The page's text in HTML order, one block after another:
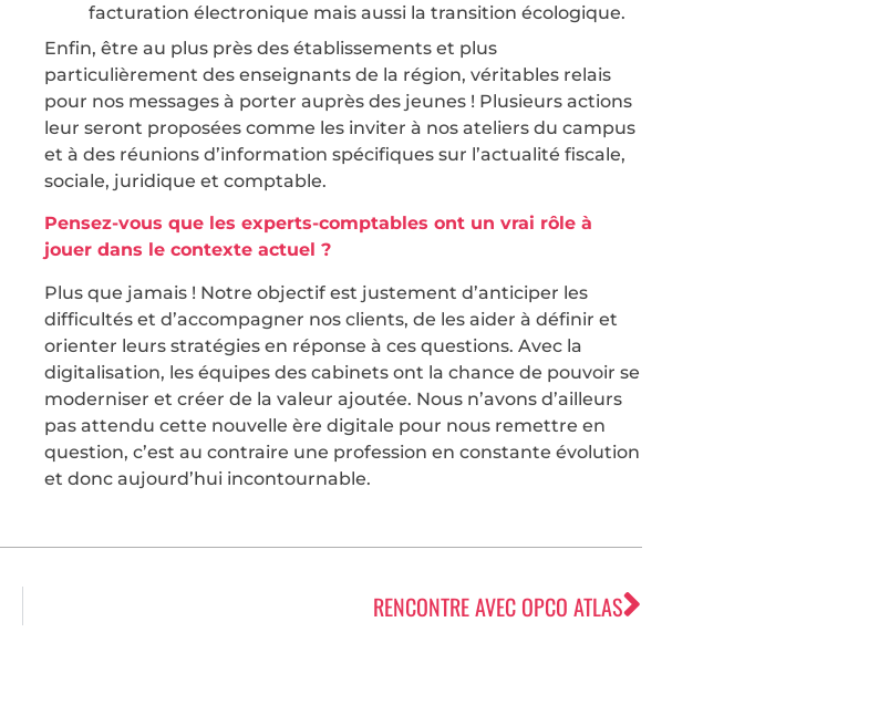
facturation électronique mais aussi la transition écologique.
Enfin, être au plus près des établissements et plus
particulièrement des enseignants de la région, véritables relais
pour nos messages à porter auprès des jeunes ! Plusieurs actions
leur seront proposées comme les inviter à nos ateliers du campus
et à des réunions d’information spécifiques sur l’actualité fiscale,
sociale, juridique et comptable.
Pensez-vous que les experts-comptables ont un vrai rôle à
jouer dans le contexte actuel ?
Plus que jamais ! Notre objectif est justement d’anticiper les
difficultés et d’accompagner nos clients, de les aider à définir et
orienter leurs stratégies en réponse à ces questions. Avec la
digitalisation, les équipes des cabinets ont la chance de pouvoir se
moderniser et créer de la valeur ajoutée. Nous n’avons d’ailleurs
pas attendu cette nouvelle ère digitale pour nous remettre en
question, c’est au contraire une profession en constante évolution
et donc aujourd’hui incontournable.
RENCONTRE AVEC OPCO ATLAS